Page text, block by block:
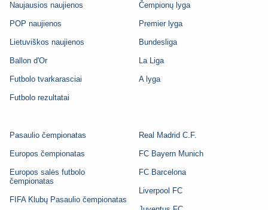
Naujausios naujienos
POP naujienos
Lietuviškos naujienos
Ballon d'Or
Futbolo tvarkarasciai
Futbolo rezultatai
Čempionų lyga
Premier lyga
Bundesliga
La Liga
A lyga
Pasaulio čempionatas
Europos čempionatas
Europos salės futbolo
čempionatas
FIFA Klubų Pasaulio čempionatas
Real Madrid C.F.
FC Bayern Munich
FC Barcelona
Liverpool FC